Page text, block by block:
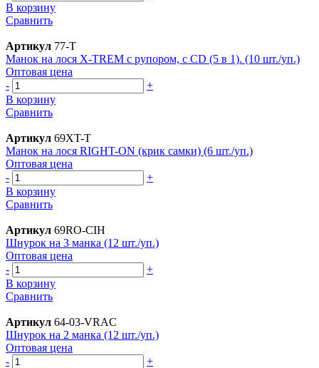
В корзину
Сравнить
Артикул 77-T
Манок на лося X-TREM с рупором, с CD (5 в 1). (10 шт./уп.)
Оптовая цена
-
+
В корзину
Сравнить
Артикул 69XT-T
Манок на лося RIGHT-ON (крик самки) (6 шт./уп.)
Оптовая цена
-
+
В корзину
Сравнить
Артикул 69RO-CIH
Шнурок на 3 манка (12 шт./уп.)
Оптовая цена
-
+
В корзину
Сравнить
Артикул 64-03-VRAC
Шнурок на 2 манка (12 шт./уп.)
Оптовая цена
-
+